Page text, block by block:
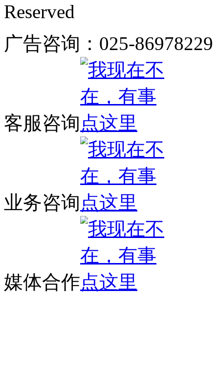
Reserved
广告咨询：025-
客服咨询
业务咨询
媒体合作